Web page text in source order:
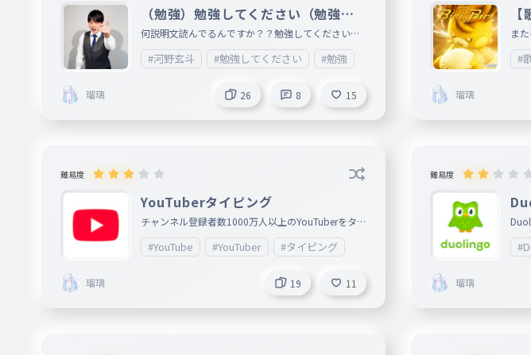
（勉強）勉強してください（勉強）
フル
何説明文読んでるんですか？？勉強してください！
！！
#河野玄斗 #勉強してください #勉強
瑠璃 26 8 15
ま
な
#
瑠璃
難易度
YouTuberタイピング
チャンネル登録者数1000万人以上のYouTuberをタイ
ピングしました！
#YouTube #YouTuber #タイピング
瑠璃 19 11
難易度
瑠璃